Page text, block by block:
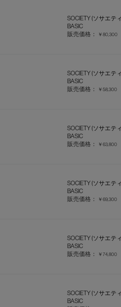
SOCIETY (ソサエテ
BASIC
販売価格：
￥80,300
SOCIETY (ソサエテ
BASIC
販売価格：
￥58,300
SOCIETY (ソサエテ
BASIC
販売価格：
￥63,800
SOCIETY (ソサエテ
BASIC
販売価格：
￥69,300
SOCIETY (ソサエテ
BASIC
販売価格：
￥74,800
SOCIETY (ソサエテ
BASIC